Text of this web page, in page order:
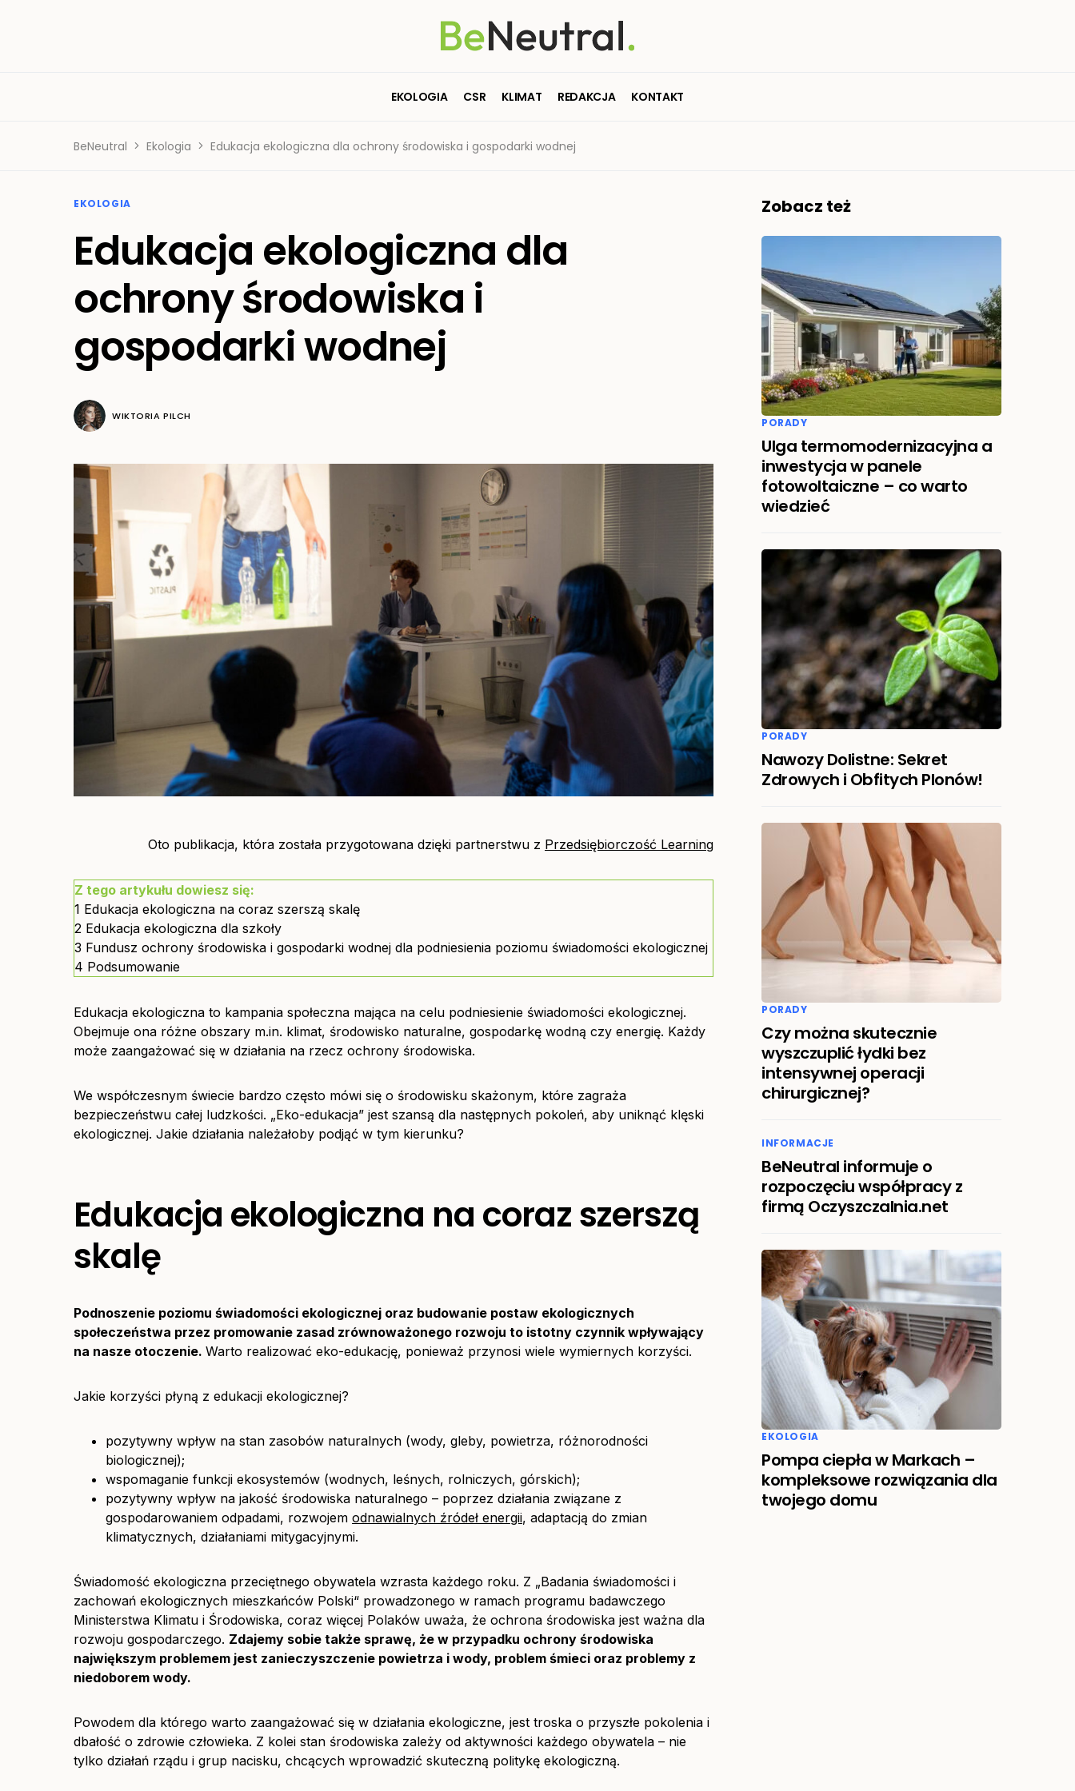
EKOLOGIA CSR KLIMAT REDAKCJA KONTAKT
BeNeutral Ekologia Edukacja ekologiczna dla ochrony środowiska i gospodarki wodnej
EKOLOGIA
Edukacja ekologiczna dla
ochrony środowiska i
gospodarki wodnej
WIKTORIA PILCH
Oto publikacja, która została przygotowana dzięki partnerstwu z Przedsiębiorczość Learning
Z tego artykułu dowiesz się:
1 Edukacja ekologiczna na coraz szerszą skalę
2 Edukacja ekologiczna dla szkoły
3 Fundusz ochrony środowiska i gospodarki wodnej dla podniesienia poziomu świadomości ekologicznej
4 Podsumowanie
Edukacja ekologiczna to kampania społeczna mająca na celu podniesienie świadomości ekologicznej.
Obejmuje ona różne obszary m.in. klimat, środowisko naturalne, gospodarkę wodną czy energię. Każdy
może zaangażować się w działania na rzecz ochrony środowiska.
We współczesnym świecie bardzo często mówi się o środowisku skażonym, które zagraża
bezpieczeństwu całej ludzkości. „Eko-edukacja” jest szansą dla następnych pokoleń, aby uniknąć klęski
ekologicznej. Jakie działania należałoby podjąć w tym kierunku?
Edukacja ekologiczna na coraz szerszą
skalę
Podnoszenie poziomu świadomości ekologicznej oraz budowanie postaw ekologicznych
społeczeństwa przez promowanie zasad zrównoważonego rozwoju to istotny czynnik wpływający
na nasze otoczenie. Warto realizować eko-edukację, ponieważ przynosi wiele wymiernych korzyści.
Jakie korzyści płyną z edukacji ekologicznej?
pozytywny wpływ na stan zasobów naturalnych (wody, gleby, powietrza, różnorodności
biologicznej);
wspomaganie funkcji ekosystemów (wodnych, leśnych, rolniczych, górskich);
pozytywny wpływ na jakość środowiska naturalnego – poprzez działania związane z
gospodarowaniem odpadami, rozwojem odnawialnych źródeł energii, adaptacją do zmian
klimatycznych, działaniami mitygacyjnymi.
Świadomość ekologiczna przeciętnego obywatela wzrasta każdego roku. Z „Badania świadomości i
zachowań ekologicznych mieszkańców Polski“ prowadzonego w ramach programu badawczego
Ministerstwa Klimatu i Środowiska, coraz więcej Polaków uważa, że ochrona środowiska jest ważna dla
rozwoju gospodarczego. Zdajemy sobie także sprawę, że w przypadku ochrony środowiska
największym problemem jest zanieczyszczenie powietrza i wody, problem śmieci oraz problemy z
niedoborem wody.
Powodem dla którego warto zaangażować się w działania ekologiczne, jest troska o przyszłe pokolenia i
dbałość o zdrowie człowieka. Z kolei stan środowiska zależy od aktywności każdego obywatela – nie
tylko działań rządu i grup nacisku, chcących wprowadzić skuteczną politykę ekologiczną.
Zobacz też
PORADY
Ulga termomodernizacyjna a
inwestycja w panele
fotowoltaiczne – co warto
wiedzieć
PORADY
Nawozy Dolistne: Sekret
Zdrowych i Obfitych Plonów!
PORADY
Czy można skutecznie
wyszczuplić łydki bez
intensywnej operacji
chirurgicznej?
INFORMACJE
BeNeutral informuje o
rozpoczęciu współpracy z
firmą Oczyszczalnia.net
EKOLOGIA
Pompa ciepła w Markach –
kompleksowe rozwiązania dla
twojego domu